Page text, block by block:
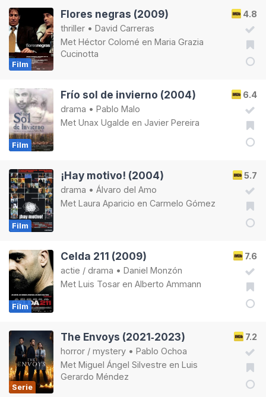
Film
4.8
Flores negras (2009)
thriller • David Carreras
Met Héctor Colomé en Maria Grazia
Cucinotta
Film
6.4
Frío sol de invierno (2004)
drama • Pablo Malo
Met Unax Ugalde en Javier Pereira
Film
5.7
¡Hay motivo! (2004)
drama • Álvaro del Amo
Met Laura Aparicio en Carmelo Gómez
Film
7.6
Celda 211 (2009)
actie / drama • Daniel Monzón
Met Luis Tosar en Alberto Ammann
Serie
7.2
The Envoys (2021‑2023)
horror / mystery • Pablo Ochoa
Met Miguel Ángel Silvestre en Luis
Gerardo Méndez